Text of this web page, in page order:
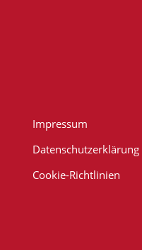
Impressum
Datenschutzerklärung
Cookie-Richtlinien